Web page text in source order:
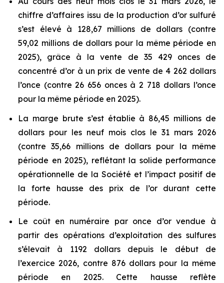
chiffre d’affaires issu de la production d’or sulfuré
s’est élevé à 128,67 millions de dollars (contre
59,02 millions de dollars pour la même période en
2025), grâce à la vente de 35 429 onces de
concentré d’or à un prix de vente de 4 262 dollars
l’once (contre 26 656 onces à 2 718 dollars l’once
pour la même période en 2025).
La marge brute s’est établie à 86,45 millions de
dollars pour les neuf mois clos le 31 mars 2026
(contre 35,66 millions de dollars pour la même
période en 2025), reflétant la solide performance
opérationnelle de la Société et l’impact positif de
la forte hausse des prix de l’or durant cette
période.
Le coût en numéraire par once d’or vendue à
partir des opérations d’exploitation des sulfures
s’élevait à 1192 dollars depuis le début de
l’exercice 2026, contre 876 dollars pour la même
période en 2025. Cette hausse reflète